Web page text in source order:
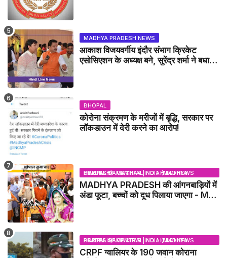
MADHYA PRADESH NEWS
आकाश विजयवर्गीय इंदौर संभाग क्रिकेट
एसोसिएशन के अध्यक्ष बने, सुरेंद्र शर्मा ने बधाई
BHOPAL
कोरोना संक्रमण के मरीजों में बृद्धि, सरकार पर
लॉकडाउन में देरी करने का आरोप!
BHOPAL SAMACHAR | NO 1 HINDI NEWS PORTAL OF CENTRAL INDIA (MADHYA PRADESH)
MADHYA PRADESH की आंगनबाड़ियों में
अंडा फूटा, बच्चों को दूध पिलाया जाएगा - MP
BHOPAL SAMACHAR | NO 1 HINDI NEWS PORTAL OF CENTRAL INDIA (MADHYA PRADESH)
CRPF ग्वालियर के 190 जवान कोराना